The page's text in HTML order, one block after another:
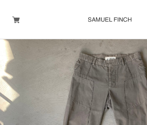
Men's
Maison Martin Margiela
Helmut Lang